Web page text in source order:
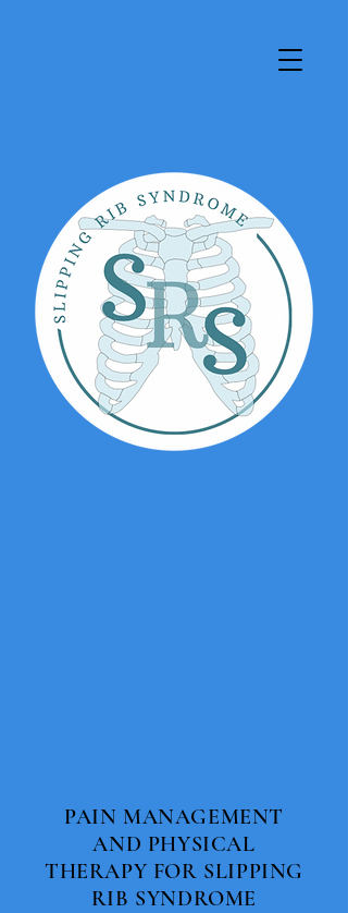
PAIN MANAGEMENT
AND PHYSICAL
THERAPY FOR SLIPPING
RIB SYNDROME